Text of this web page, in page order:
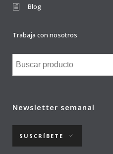
Blog
Trabaja con nosotros
Newsletter semanal
SUSCRÍBETE